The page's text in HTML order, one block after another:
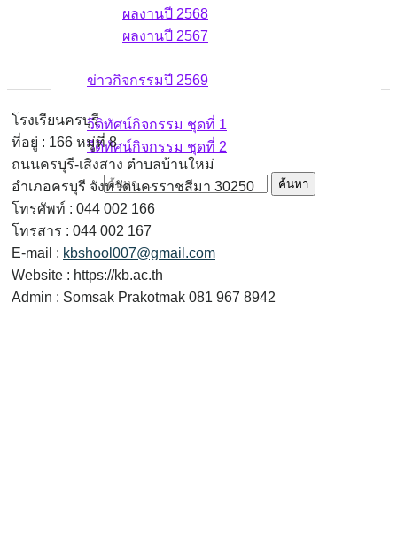
ผลงานปี 2568
ผลงานปี 2567
ข่าวกิจกรรมปี 2569
วีดิทัศน์กิจกรรม ชุดที่ 1
วีดิทัศน์กิจกรรม ชุดที่ 2
ค้นหาสำหรับ:
โรงเรียนครบุรี
ที่อยู่ : 166 หมู่ที่ 8
ถนนครบุรี-เสิงสาง ตำบลบ้านใหม่
อำเภอครบุรี จังหวัดนครราชสีมา 30250
โทรศัพท์ : 044 002 166
โทรสาร : 044 002 167
E-mail : kbshool007@gmail.com
Website : https://kb.ac.th
Admin : Somsak Prakotmak 081 967 8942